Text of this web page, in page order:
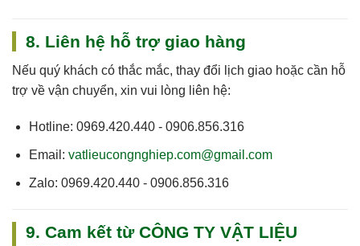
8. Liên hệ hỗ trợ giao hàng
Nếu quý khách có thắc mắc, thay đổi lịch giao hoặc cần hỗ
trợ về vận chuyển, xin vui lòng liên hệ:
Hotline: 0969.420.440 - 0906.856.316
Email: vatlieucongnghiep.com@gmail.com
Zalo: 0969.420.440 - 0906.856.316
9. Cam kết từ CÔNG TY VẬT LIỆU